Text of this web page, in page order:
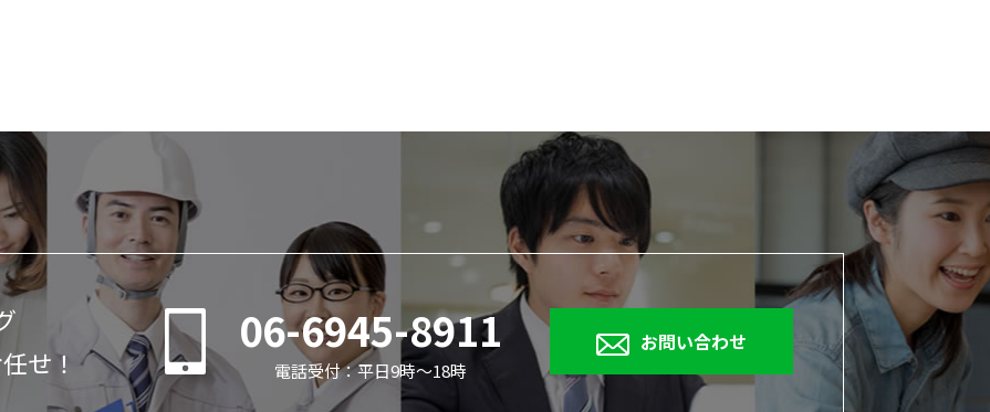
せ！
06-6945-8911
電話受付：平日9時～18時
お問い合わせ